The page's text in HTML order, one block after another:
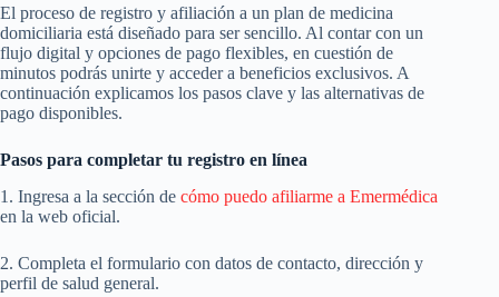
El proceso de registro y afiliación a un plan de medicina
domiciliaria está diseñado para ser sencillo. Al contar con un
flujo digital y opciones de pago flexibles, en cuestión de
minutos podrás unirte y acceder a beneficios exclusivos. A
continuación explicamos los pasos clave y las alternativas de
pago disponibles.
Pasos para completar tu registro en línea
1. Ingresa a la sección de cómo puedo afiliarme a Emermédica
en la web oficial.
2. Completa el formulario con datos de contacto, dirección y
perfil de salud general.